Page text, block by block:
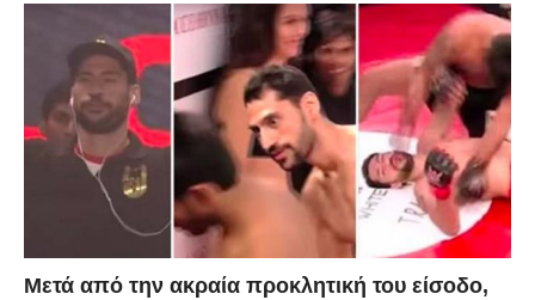
Μετά από την ακραία προκλητική του είσοδο,